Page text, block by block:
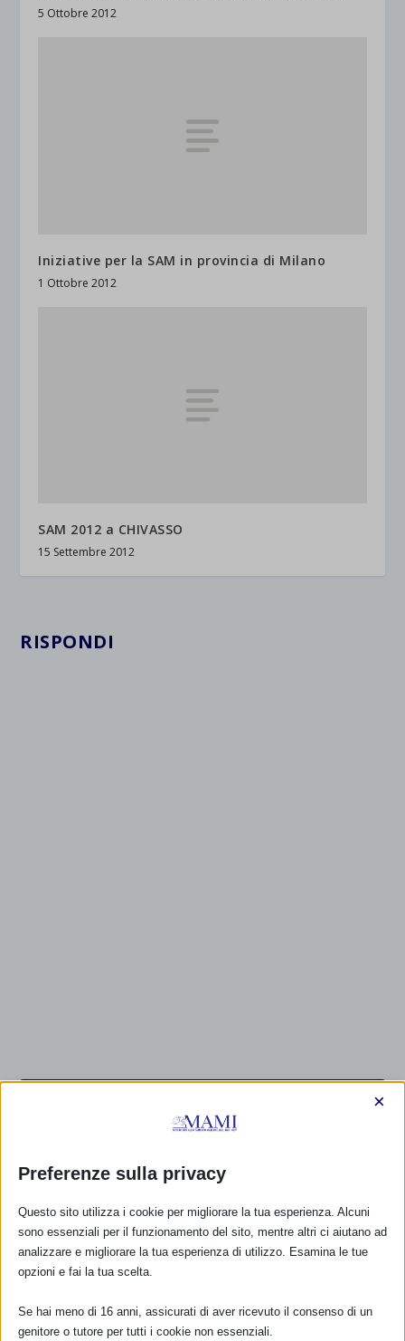
5 Ottobre 2012
Iniziative per la SAM in provincia di Milano
1 Ottobre 2012
SAM 2012 a CHIVASSO
15 Settembre 2012
RISPONDI
FARMACI IN ALLATTAMENTO E
GRAVIDANZA
NUMERO VERDE GRATUITO
Preferenze sulla privacy
×
Questo sito utilizza i cookie per migliorare la tua esperienza. Alcuni
sono essenziali per il funzionamento del sito, mentre altri ci aiutano ad
analizzare e migliorare la tua esperienza di utilizzo. Esamina le tue
opzioni e fai la tua scelta.
Se hai meno di 16 anni, assicurati di aver ricevuto il consenso di un
genitore o tutore per tutti i cookie non essenziali.